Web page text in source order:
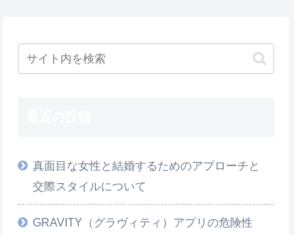
真面目な女性と結婚するためのアプローチと
交際スタイルについて
GRAVITY（グラヴィティ）アプリの危険性